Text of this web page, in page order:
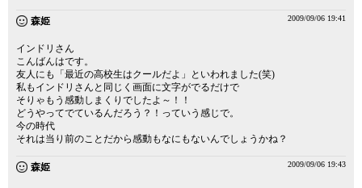
森姫 2009/09/06 19:41
インドリさん
こんばんはです。
友人にも「最近の高校生はクールだよ」といわれました(笑)
私もインドリさんと同じく画面に文字がでるだけで
そりゃもう感動しまくりでしたよ～！！
どうやってでているんだろう？！っていう感じで。
今の時代
それは当り前のことだから感動もなにもないんでしょうかね？
森姫 2009/09/06 19:43